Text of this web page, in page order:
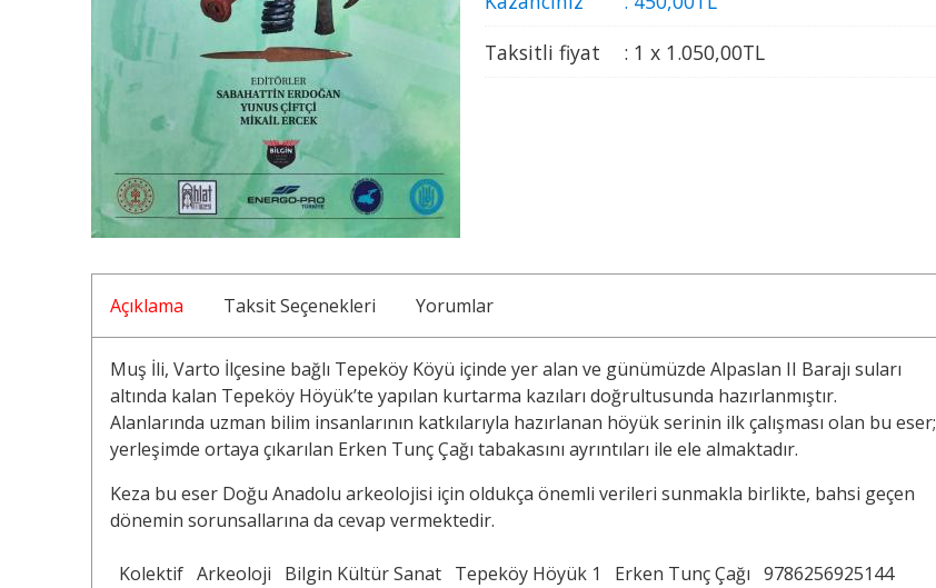
Taksitli fiyat
: 1 x 1.050,00TL
Açıklama Taksit Seçenekleri Yorumlar
Muş İli, Varto İlçesine bağlı Tepeköy Köyü içinde yer alan ve günümüzde Alpaslan II Barajı suları
altında kalan Tepeköy Höyük’te yapılan kurtarma kazıları doğrultusunda hazırlanmıştır.
Alanlarında uzman bilim insanlarının katkılarıyla hazırlanan höyük serinin ilk çalışması olan bu eser;
yerleşimde ortaya çıkarılan Erken Tunç Çağı tabakasını ayrıntıları ile ele almaktadır.
Keza bu eser Doğu Anadolu arkeolojisi için oldukça önemli verileri sunmakla birlikte, bahsi geçen
dönemin sorunsallarına da cevap vermektedir.
Kolektif Arkeoloji Bilgin Kültür Sanat Tepeköy Höyük 1 Erken Tunç Çağı 9786256925144